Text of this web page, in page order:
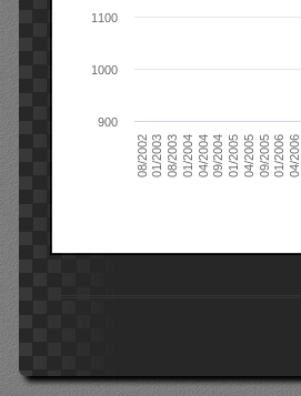
08/200201/200308/200301/200404/200409/200401/200504/200509/200501/200604/2006
900
1000
1100